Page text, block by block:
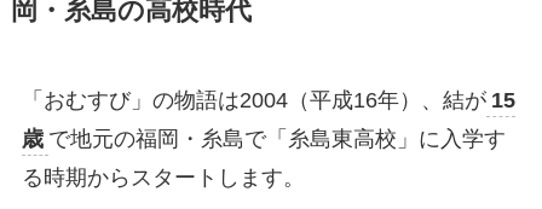
岡・糸島の高校時代
「おむすび」の物語は2004（平成16年）、結が 15
歳 で地元の福岡・糸島で「糸島東高校」に入学す
る時期からスタートします。